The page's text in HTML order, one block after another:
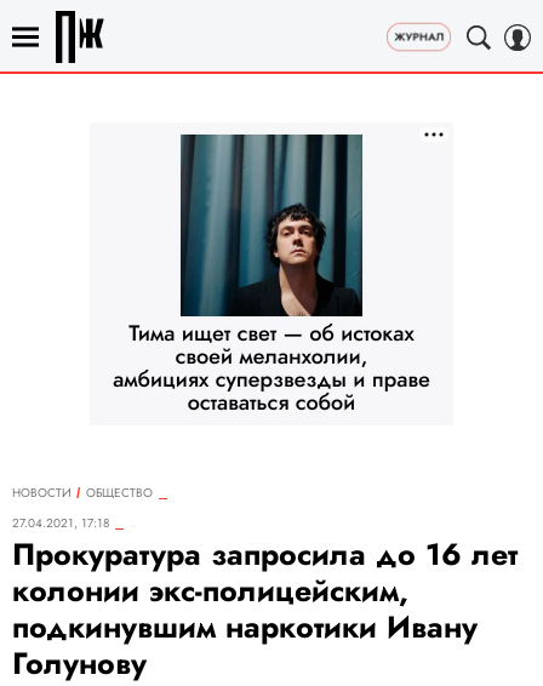
НОВОСТИ
ОБЩЕСТВО
27.04.2021, 17:18
Прокуратура запросила до 16 лет
колонии экс-полицейским,
подкинувшим наркотики Ивану
Голунову